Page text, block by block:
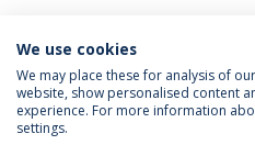
LATEST NEWS
Política de Privacidade
We use cookies
We may place these for analysis of
website, show personalised content
experience. For more information
settings.